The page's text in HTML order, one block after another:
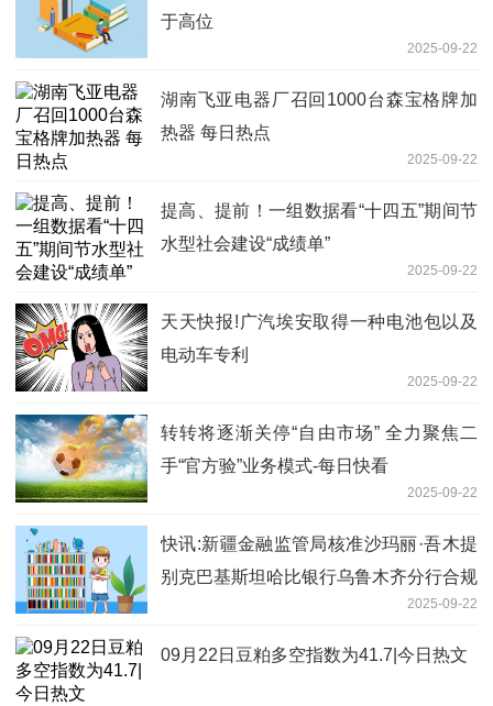
于高位
2025-09-22
湖南飞亚电器厂召回1000台森宝格牌加
热器 每日热点
2025-09-22
提高、提前！一组数据看“十四五”期间节
水型社会建设“成绩单”
2025-09-22
天天快报!广汽埃安取得一种电池包以及
电动车专利
2025-09-22
转转将逐渐关停“自由市场” 全力聚焦二
手“官方验”业务模式-每日快看
2025-09-22
快讯:新疆金融监管局核准沙玛丽·吾木提
别克巴基斯坦哈比银行乌鲁木齐分行合规
2025-09-22
09月22日豆粕多空指数为41.7|今日热文